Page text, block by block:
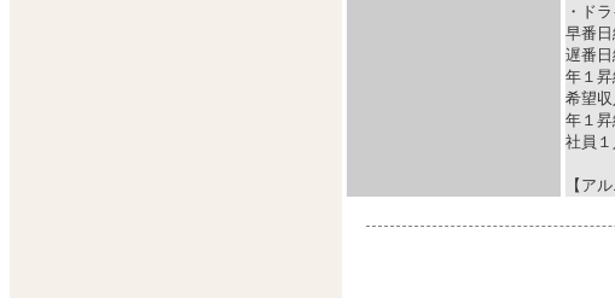
・ド
早番日
遅番日
年１
希望
年１
社員
【アル